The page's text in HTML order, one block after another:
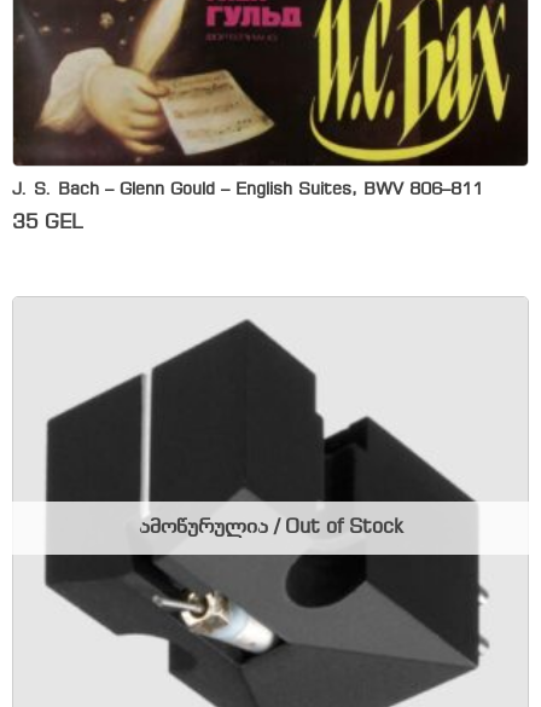
J. S. Bach – Glenn Gould – English Suites, BWV 806–811
35 GEL
ამოწურულია / Out of Stock